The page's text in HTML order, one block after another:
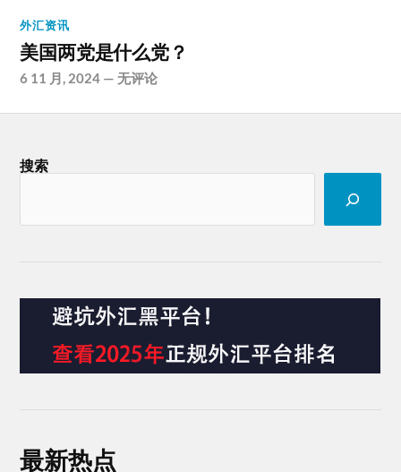
外汇资讯
美国两党是什么党？
6 11 月, 2024 —无评论
搜索
最新热点